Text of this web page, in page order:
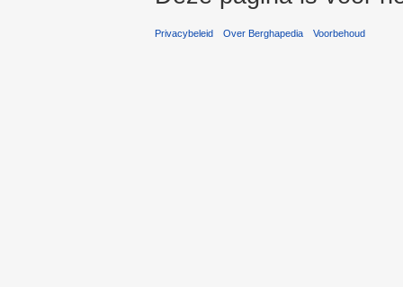
Privacybeleid Over Berghapedia Voorbehoud